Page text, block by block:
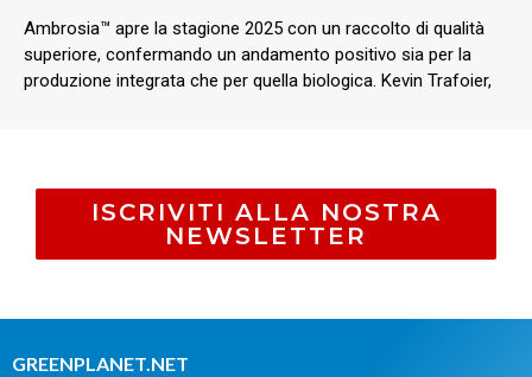
Ambrosia™ apre la stagione 2025 con un raccolto di qualità
superiore, confermando un andamento positivo sia per la
produzione integrata che per quella biologica. Kevin Trafoier,
ISCRIVITI ALLA NOSTRA
NEWSLETTER
GREENPLANET.NET